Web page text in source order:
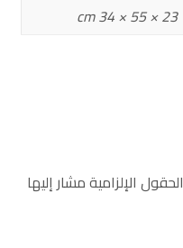
23 × 55 × 34 cm
الحقول الإلزامية مشار إليها